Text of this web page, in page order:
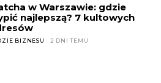
w Warszawie: gdzie
najlepszą? 7 kultowych
BIZNESU 2 DNI TEMU